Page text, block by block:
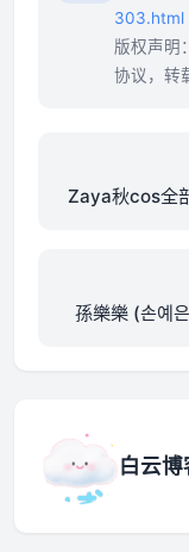
303.html
版权声明
协议，转
Zaya秋cos全
孫樂樂 (손예
白云博